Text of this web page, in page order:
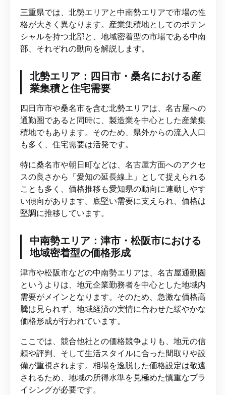
三重県では、北勢エリアと中南勢エリアで市場の性
格が大きく異なります。産業集積地としてのポテン
シャルを持つ北部と、地域密着型の市場である中南
部、それぞれの動向を解説します。
北勢エリア：四日市・桑名における産
業集積と住宅需要
四日市市や桑名市を含む北勢エリアは、名古屋への
通勤圏であると同時に、製造業を中心とした産業集
積地でもあります。そのため、県外からの流入人口
も多く、住宅需要は活発です。
特に桑名市や朝日町などは、名古屋方面へのアクセ
スの良さから「愛知の延長線上」として捉えられる
ことも多く、価格推移も愛知県の動向に連動しやす
い傾向があります。底堅い需要に支えられ、価格は
堅調に推移しています。
中南勢エリア：津市・松阪市における
地域密着型の価格形成
津市や松阪市などの中南勢エリアは、名古屋通勤圏
というよりは、地元企業勤務者を中心とした地域内
需要がメインとなります。そのため、急激な価格高
騰は見られず、地域経済の実情に合わせた緩やかな
価格形成が行われています。
ここでは、競合他社との価格競争よりも、地元の信
頼や評判、そして生活スタイルに合った間取りや設
備が重視されます。相場を逸脱した価格設定は敬遠
されるため、地域の所得水準を見極めた慎重なプラ
イシングが必要です。